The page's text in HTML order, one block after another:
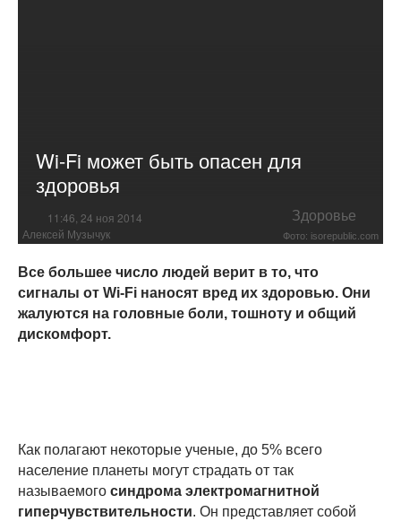
Wi-Fi может быть опасен для
здоровья
11:46, 24 ноя 2014 Здоровье
Алексей Музычук Фото: isorepublic.com
Все большее число людей верит в то, что
сигналы от Wi-Fi наносят вред их здоровью. Они
жалуются на головные боли, тошноту и общий
дискомфорт.
Как полагают некоторые ученые, до 5% всего
население планеты могут страдать от так
называемого синдрома электромагнитной
гиперчувствительности. Он представляет собой